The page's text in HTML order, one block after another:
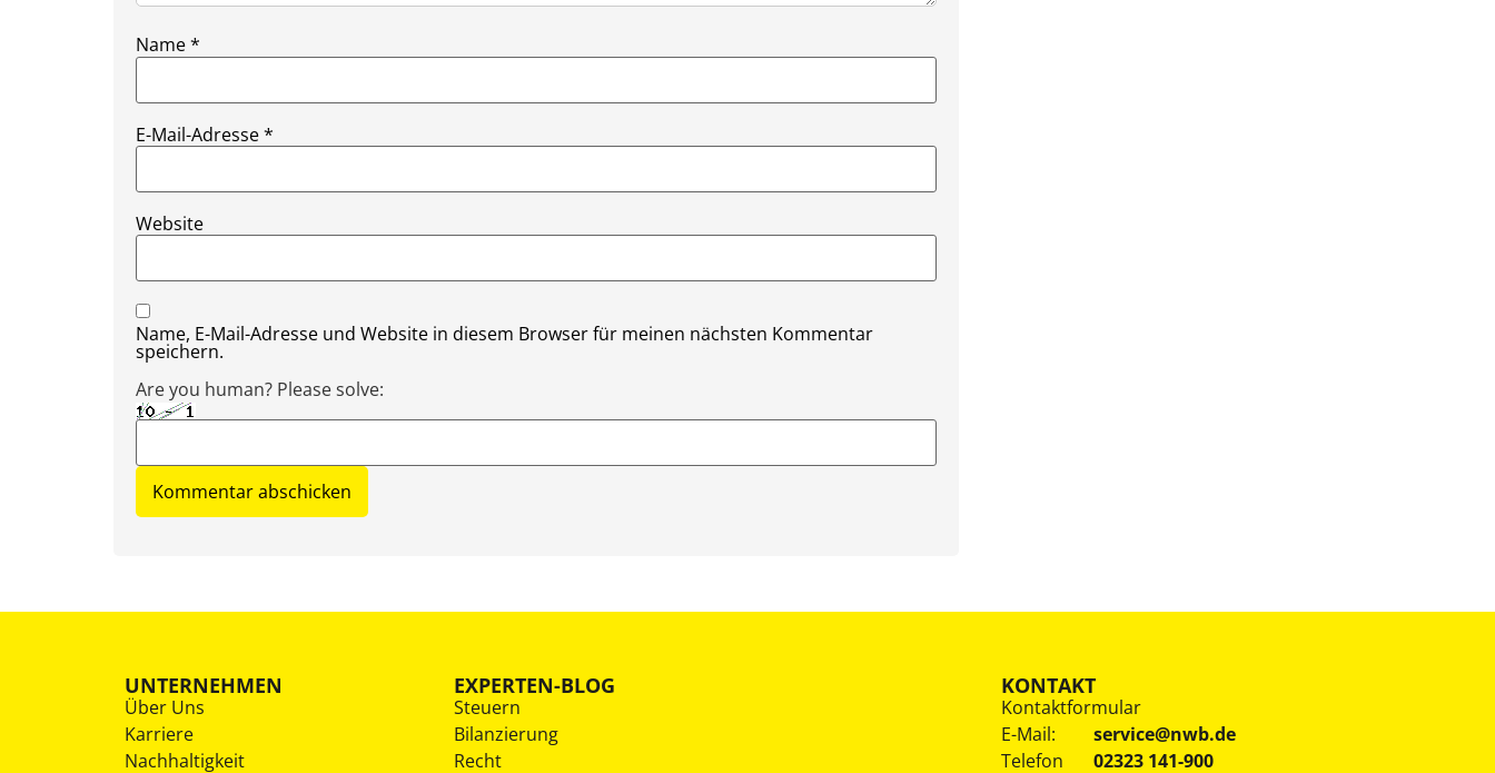
Name*
E-Mail-Adresse*
Website
Name, E-Mail-Adresse und Website in diesem Browser für meinen nächsten Kommentar
speichern.
Are you human? Please solve:
UNTERNEHMEN
Über Uns
Karriere
Nachhaltigkeit
EXPERTEN-BLOG
Steuern
Bilanzierung
Recht
KONTAKT
Kontaktformular
E-Mail:
service@nwb.de
Telefon
02323 141-900